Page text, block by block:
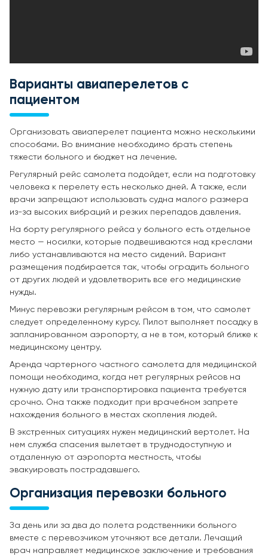
Варианты авиаперелетов с
пациентом
Организовать авиаперелет пациента можно несколькими
способами. Во внимание необходимо брать степень
тяжести больного и бюджет на лечение.
Регулярный рейс самолета подойдет, если на подготовку
человека к перелету есть несколько дней. А также, если
врачи запрещают использовать судна малого размера
из-за высоких вибраций и резких перепадов давления.
На борту регулярного рейса у больного есть отдельное
место — носилки, которые подвешиваются над креслами
либо устанавливаются на место сидений. Вариант
размещения подбирается так, чтобы оградить больного
от других людей и удовлетворить все его медицинские
нужды.
Минус перевозки регулярным рейсом в том, что самолет
следует определенному курсу. Пилот выполняет посадку в
запланированном аэропорту, а не в том, который ближе к
медицинскому центру.
Аренда чартерного частного самолета для медицинской
помощи необходима, когда нет регулярных рейсов на
нужную дату или транспортировка пациента требуется
срочно. Она также подходит при врачебном запрете
нахождения больного в местах скопления людей.
В экстренных ситуациях нужен медицинский вертолет. На
нем служба спасения вылетает в труднодоступную и
отдаленную от аэропорта местность, чтобы
эвакуировать пострадавшего.
Организация перевозки больного
За день или за два до полета родственники больного
вместе с перевозчиком уточняют все детали. Лечащий
врач направляет медицинское заключение и требования